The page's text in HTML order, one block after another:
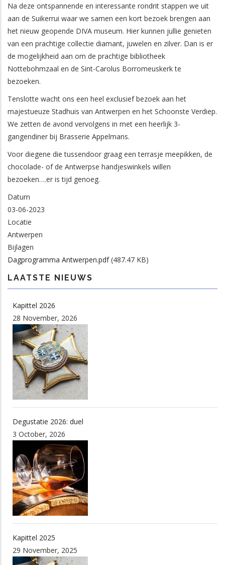
Na deze ontspannende en interessante rondrit stappen we uit
aan de Suikerrui waar we samen een kort bezoek brengen aan
het nieuw geopende DIVA museum. Hier kunnen jullie genieten
van een prachtige collectie diamant, juwelen en zilver. Dan is er
de mogelijkheid aan om de prachtige bibliotheek
Nottebohmzaal en de Sint-Carolus Borromeuskerk te
bezoeken.
Tenslotte wacht ons een heel exclusief bezoek aan het
majestueuze Stadhuis van Antwerpen en het Schoonste Verdiep.
We zetten de avond vervolgens in met een heerlijk 3-
gangendiner bij Brasserie Appelmans.
Voor diegene die tussendoor graag een terrasje meepikken, de
chocolade- of de Antwerpse handjeswinkels willen
bezoeken….er is tijd genoeg.
Datum
03-06-2023
Locatie
Antwerpen
Bijlagen
Dagprogramma Antwerpen.pdf (487.47 KB)
LAATSTE NIEUWS
Kapittel 2026
28 November, 2026
Degustatie 2026: duel
3 October, 2026
Kapittel 2025
29 November, 2025